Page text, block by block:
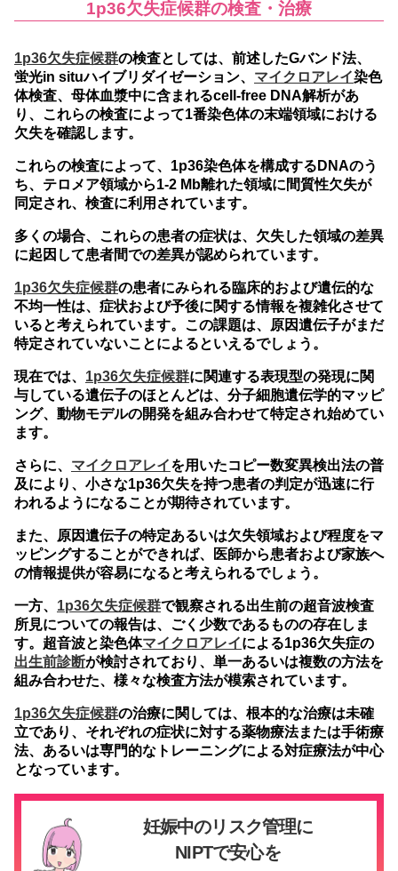
1p36欠失症候群の検査・治療
1p36欠失症候群の検査としては、前述したGバンド法、
蛍光in situハイブリダイゼーション、 マイクロアレイ染色
体検査、母体血漿中に含まれるcell-free DNA解析があ
り、これらの検査によって1番染色体の末端領域における
欠失を確認します。
これらの検査によって、1p36染色体を構成するDNAのう
ち、テロメア領域から1-2 Mb離れた領域に間質性欠失が
同定され、検査に利用されています。
多くの場合、これらの患者の症状は、欠失した領域の差異
に起因して患者間での差異が認められています。
1p36欠失症候群の患者にみられる臨床的および遺伝的な
不均一性は、症状および予後に関する情報を複雑化させて
いると考えられています。この課題は、原因遺伝子がまだ
特定されていないことによるといえるでしょう。
現在では、 1p36欠失症候群に関連する表現型の発現に関
与している遺伝子のほとんどは、分子細胞遺伝学的マッピ
ング、動物モデルの開発を組み合わせて特定され始めてい
ます。
さらに、 マイクロアレイを用いたコピー数変異検出法の普
及により、小さな1p36欠失を持つ患者の判定が迅速に行
われるようになることが期待されています。
また、原因遺伝子の特定あるいは欠失領域および程度をマ
ッピングすることができれば、医師から患者および家族へ
の情報提供が容易になると考えられるでしょう。
一方、 1p36欠失症候群で観察される出生前の超音波検査
所見についての報告は、ごく少数であるものの存在しま
す。超音波と染色体マイクロアレイによる1p36欠失症の
出生前診断が検討されており、単一あるいは複数の方法を
組み合わせた、様々な検査方法が模索されています。
1p36欠失症候群の治療に関しては、根本的な治療は未確
立であり、それぞれの症状に対する薬物療法または手術療
法、あるいは専門的なトレーニングによる対症療法が中心
となっています。
妊娠中のリスク管理に
NIPTで安心を